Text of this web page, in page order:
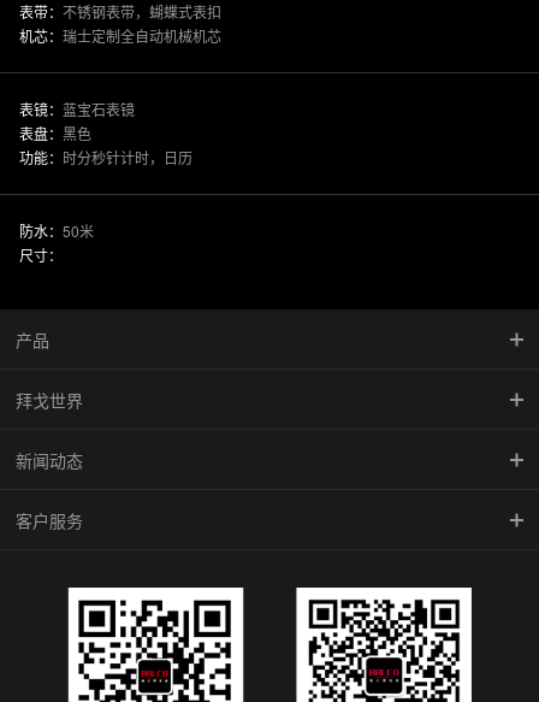
表带： 不锈钢表带，蝴蝶式表扣
机芯： 瑞士定制全自动机械机芯
表镜： 蓝宝石表镜
表盘： 黑色
功能： 时分秒针计时，日历
防水： 50米
尺寸：
产品
慧智金·尚品系列
竞速系列
型动系列
拜戈世界
品牌传承
馆藏珍品
新闻动态
新闻中心
客户服务